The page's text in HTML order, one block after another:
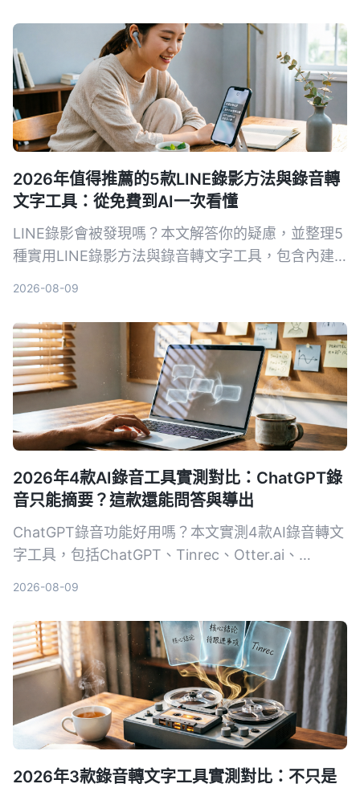
2026年值得推薦的5款LINE錄影方法與錄音轉
文字工具：從免費到AI一次看懂
LINE錄影會被發現嗎？本文解答你的疑慮，並整理5
種實用LINE錄影方法與錄音轉文字工具，包含內建
2026-08-09
2026年4款AI錄音工具實測對比：ChatGPT錄
音只能摘要？這款還能問答與導出
ChatGPT錄音功能好用嗎？本文實測4款AI錄音轉文
字工具，包括ChatGPT、Tinrec、Otter.ai、
程與訪談錄音。
2026-08-09
2026年3款錄音轉文字工具實測對比：不只是